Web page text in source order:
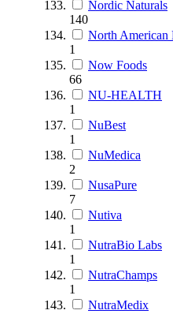
Nordic Naturals
140
North American
1
Now Foods
66
NU-HEALTH
1
NuBest
1
NuMedica
2
NusaPure
7
Nutiva
1
NutraBio Labs
1
NutraChamps
1
NutraMedix